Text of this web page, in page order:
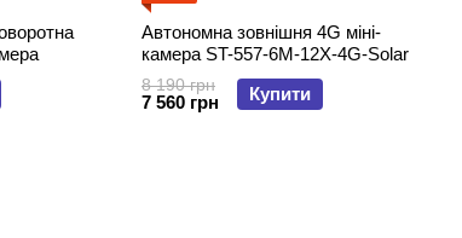
Автономна зовнішня 4G міні-
камера ST-557-6M-12X-4G-Solar
8 190 грн
7 560 грн Купити